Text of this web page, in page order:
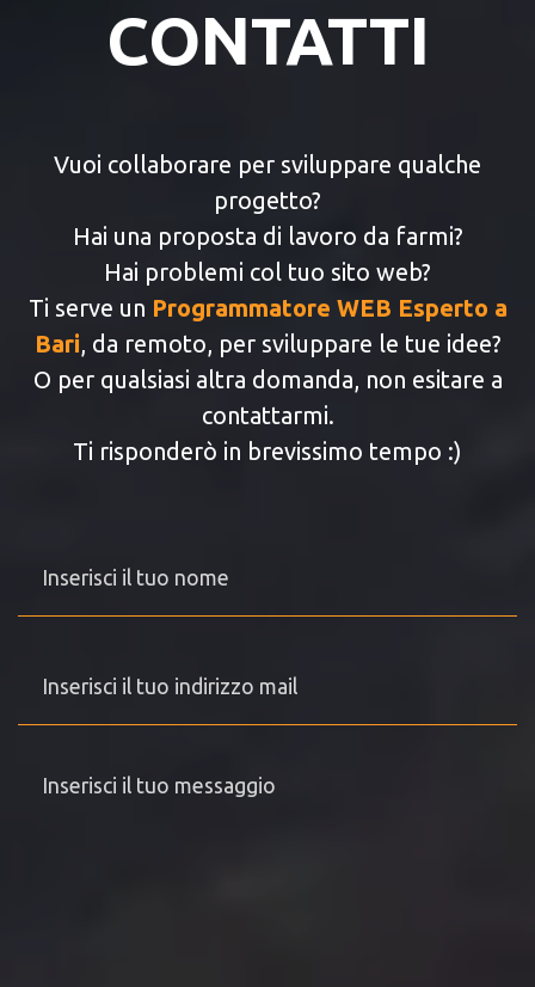
CONTATTI
Vuoi collaborare per sviluppare qualche
progetto?
Hai una proposta di lavoro da farmi?
Hai problemi col tuo sito web?
Ti serve un Programmatore WEB Esperto a
Bari , da remoto, per sviluppare le tue idee?
O per qualsiasi altra domanda, non esitare a
contattarmi.
Ti risponderò in brevissimo tempo :)